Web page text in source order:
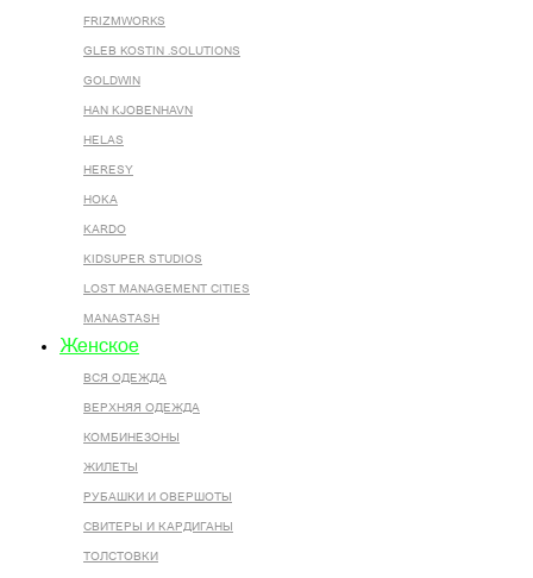
FRIZMWORKS
GLEB KOSTIN .SOLUTIONS
GOLDWIN
HAN KJOBENHAVN
HELAS
HERESY
HOKA
KARDO
KIDSUPER STUDIOS
LOST MANAGEMENT CITIES
MANASTASH
Женское
ВСЯ ОДЕЖДА
ВЕРХНЯЯ ОДЕЖДА
КОМБИНЕЗОНЫ
ЖИЛЕТЫ
РУБАШКИ И ОВЕРШОТЫ
СВИТЕРЫ И КАРДИГАНЫ
ТОЛСТОВКИ